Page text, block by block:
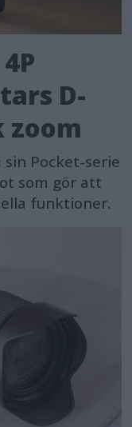
D-
zoom
Pocket-serie
som gör att
funktioner.